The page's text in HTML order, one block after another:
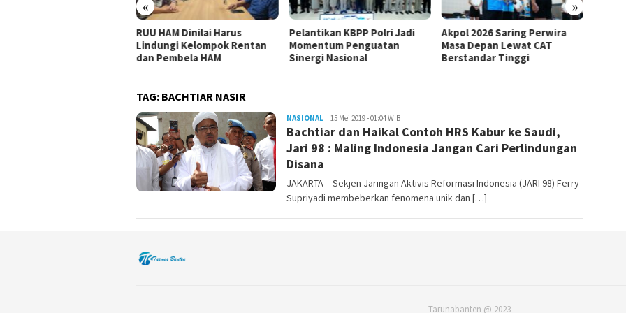
« »
Pelantikan KBPP Polri Jadi
Momentum Penguatan
Sinergi Nasional
Akpol 2026 Saring Perwira
Masa Depan Lewat CAT
Berstandar Tinggi
Tak Sekadar Kasus Kematian,
Sutrimo Dinilai Uji
Perlindungan Hak Asasi
TAG: BACHTIAR NASIR
NASIONAL tarunabanten
15 Mei 2019 - 01:04 WIB
Bachtiar dan Haikal Contoh HRS Kabur ke Saudi,
Jari 98 : Maling Indonesia Jangan Cari Perlindungan
Disana
JAKARTA – Sekjen Jaringan Aktivis Reformasi Indonesia (JARI 98) Ferry
Supriyadi membeberkan fenomena unik dan […]
Tarunabanten @ 2023